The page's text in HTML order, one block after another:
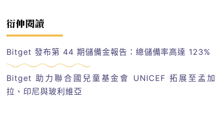
衍伸閱讀
Bitget 發布第 44 期儲備金報告：總儲備率高達 123%
Bitget 助力聯合國兒童基金會 UNICEF 拓展至孟加
拉、印尼與玻利維亞